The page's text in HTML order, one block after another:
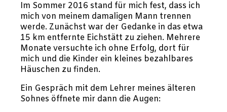
Im Sommer 2016 stand für mich fest, dass ich
mich von meinem damaligen Mann trennen
werde. Zunächst war der Gedanke in das etwa
15 km entfernte Eichstätt zu ziehen. Mehrere
Monate versuchte ich ohne Erfolg, dort für
mich und die Kinder ein kleines bezahlbares
Häuschen zu finden.
Ein Gespräch mit dem Lehrer meines älteren
Sohnes öffnete mir dann die Augen: